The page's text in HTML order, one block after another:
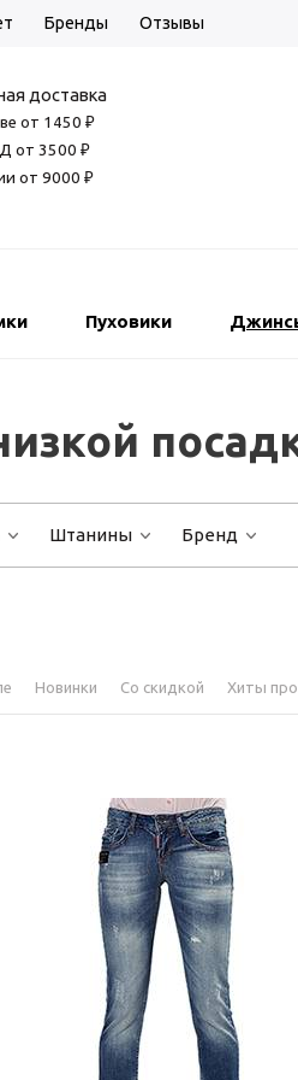
Бренды Отзывы
доставка
от 1450 ₽
от 3500 ₽
от 9000 ₽
Пуховики
Штанины Бренд
Новинки Со скидкой Хиты